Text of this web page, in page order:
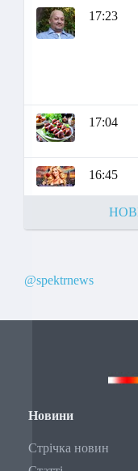
17:23
17:04
16:45
@spektrnews
Новини
Стрічка новин